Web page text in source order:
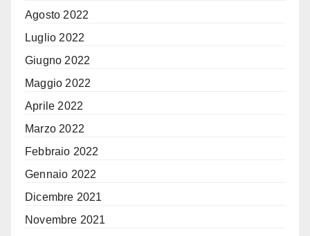
Agosto 2022
Luglio 2022
Giugno 2022
Maggio 2022
Aprile 2022
Marzo 2022
Febbraio 2022
Gennaio 2022
Dicembre 2021
Novembre 2021